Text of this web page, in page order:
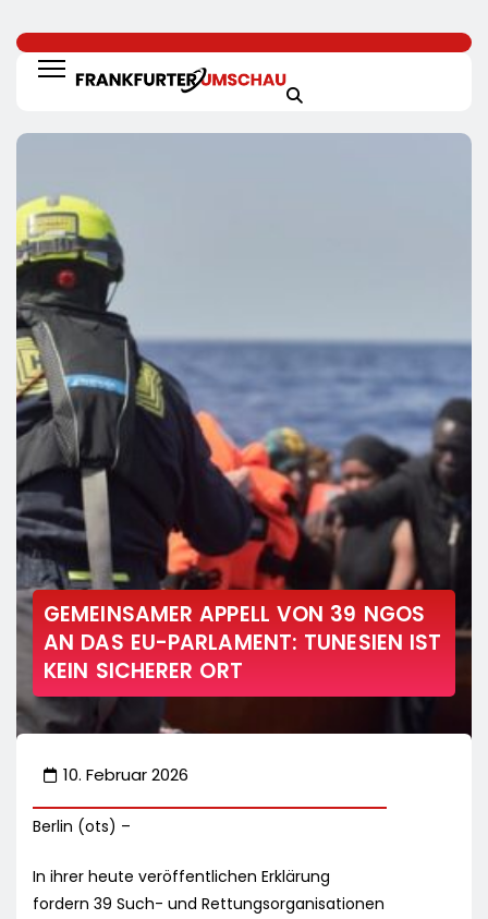
GEMEINSAMER APPELL VON 39 NGOS
AN DAS EU-PARLAMENT: TUNESIEN IST
KEIN SICHERER ORT
10. Februar 2026
Berlin (ots) –
In ihrer heute veröffentlichen Erklärung
fordern 39 Such- und Rettungsorganisationen